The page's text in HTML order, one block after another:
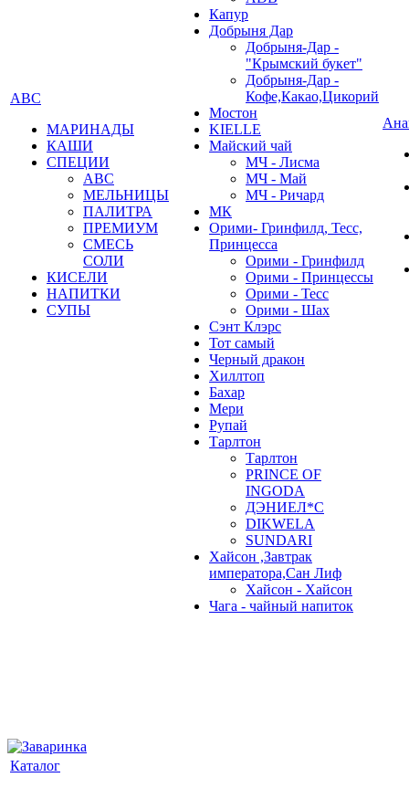
АВС
МАРИНАДЫ
КАШИ
СПЕЦИИ
АВС
МЕЛЬНИЦЫ
ПАЛИТРА
ПРЕМИУМ
СМЕСЬ
СОЛИ
КИСЕЛИ
НАПИТКИ
СУПЫ
Капур
Добрыня Дар
Добрыня-Дар -
"Крымский букет"
Добрыня-Дар -
Кофе,Какао,Цикорий
Мостон
KIELLE
Майский чай
МЧ - Лисма
МЧ - Май
МЧ - Ричард
МК
Орими- Гринфилд, Тесс,
Принцесса
Орими - Гринфилд
Орими - Принцессы
Орими - Тесс
Орими - Шах
Сэнт Клэрс
Тот самый
Черный дракон
Хиллтоп
Бахар
Мери
Рупай
Тарлтон
Тарлтон
PRINCE OF
INGODA
ДЭНИЕЛ*С
DIKWELA
SUNDARI
Хайсон ,Завтрак
императора,Сан Лиф
Хайсон - Хайсон
Чага - чайный напиток
Каталог